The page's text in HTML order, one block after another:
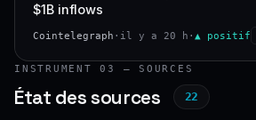
$1B inflows
Cointelegraph · il y a 20 h · ▲ positif
INSTRUMENT 03 — SOURCES
État des sources 22